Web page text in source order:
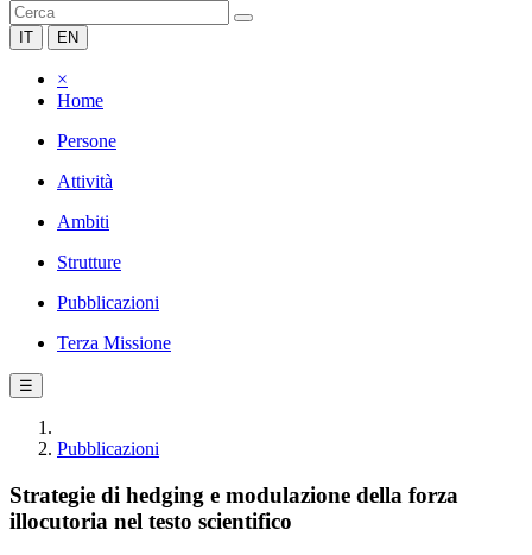
IT EN
×
Home
Persone
Attività
Ambiti
Strutture
Pubblicazioni
Terza Missione
☰
Pubblicazioni
Strategie di hedging e modulazione della forza
illocutoria nel testo scientifico